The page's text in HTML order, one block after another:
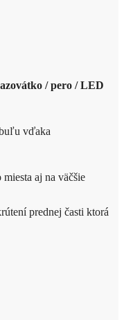
/ pero / LED
vďaka
aj na väčšie
prednej časti ktorá